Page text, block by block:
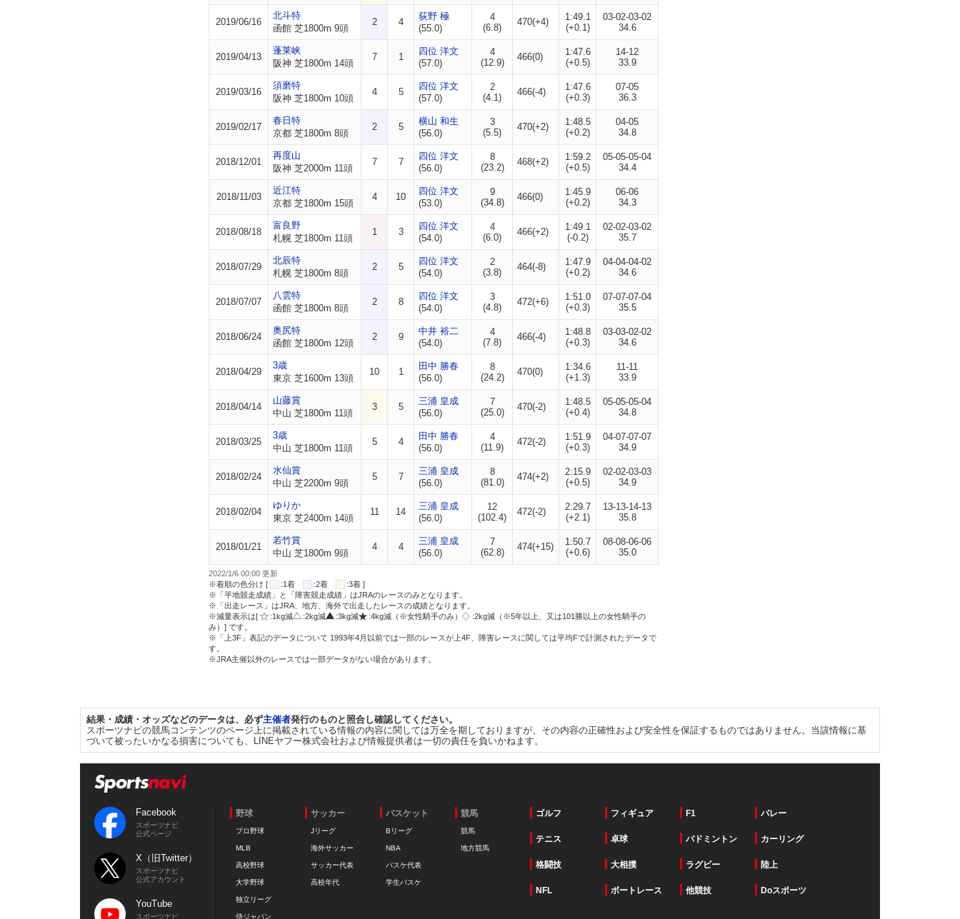
2019/06/16
北斗特
函館 芝1800m 9頭
2 4
荻野 極
(55.0)
4
(6.8)
470(+4)
1:49.1
(+0.1)
03-02-03-02
34.6
2019/04/13
蓬莱峡
阪神 芝1800m 14頭
7 1
四位 洋文
(57.0)
4
(12.9)
466(0)
1:47.6
(+0.5)
14-12
33.9
2019/03/16
須磨特
阪神 芝1800m 10頭
4 5
四位 洋文
(57.0)
2
(4.1)
466(-4)
1:47.6
(+0.3)
07-05
36.3
2019/02/17
春日特
京都 芝1800m 8頭
2 5
横山 和生
(56.0)
3
(5.5)
470(+2)
1:48.5
(+0.2)
04-05
34.8
2018/12/01
再度山
阪神 芝2000m 11頭
7 7
四位 洋文
(56.0)
8
(23.2)
468(+2)
1:59.2
(+0.5)
05-05-05-04
34.4
2018/11/03
近江特
京都 芝1800m 15頭
4 10
四位 洋文
(53.0)
9
(34.8)
466(0)
1:45.9
(+0.2)
06-06
34.3
2018/08/18
富良野
札幌 芝1800m 11頭
1 3
四位 洋文
(54.0)
4
(6.0)
466(+2)
1:49.1
(-0.2)
02-02-03-02
35.7
2018/07/29
北辰特
札幌 芝1800m 8頭
2 5
四位 洋文
(54.0)
2
(3.8)
464(-8)
1:47.9
(+0.2)
04-04-04-02
34.6
2018/07/07
八雲特
函館 芝1800m 8頭
2 8
四位 洋文
(54.0)
3
(4.8)
472(+6)
1:51.0
(+0.3)
07-07-07-04
35.5
2018/06/24
奥尻特
函館 芝1800m 12頭
2 9
中井 裕二
(54.0)
4
(7.8)
466(-4)
1:48.8
(+0.3)
03-03-02-02
34.6
2018/04/29
3歳
東京 芝1600m 13頭
10 1
田中 勝春
(56.0)
8
(24.2)
470(0)
1:34.6
(+1.3)
11-11
33.9
2018/04/14
山藤賞
中山 芝1800m 11頭
3 5
三浦 皇成
(56.0)
7
(25.0)
470(-2)
1:48.5
(+0.4)
05-05-05-04
34.8
2018/03/25
3歳
中山 芝1800m 11頭
5 4
田中 勝春
(56.0)
4
(11.9)
472(-2)
1:51.9
(+0.3)
04-07-07-07
34.9
2018/02/24
水仙賞
中山 芝2200m 9頭
5 7
三浦 皇成
(56.0)
8
(81.0)
474(+2)
2:15.9
(+0.5)
02-02-03-03
34.9
2018/02/04
ゆりか
東京 芝2400m 14頭
11 14
三浦 皇成
(56.0)
12
(102.4)
472(-2)
2:29.7
(+2.1)
13-13-14-13
35.8
2018/01/21
若竹賞
中山 芝1800m 9頭
4 4
三浦 皇成
(56.0)
7
(62.8)
474(+15)
1:50.7
(+0.6)
08-08-06-06
35.0
2022/1/6 00:00 更新
※着順の色分け [
:1着 :2着
:3着 ]
※「平地競走成績」と「障害競走成績」はJRAのレースのみとなります。
※「出走レース」はJRA、地方、海外で出走したレースの成績となります。
※減量表示は[
:1kg減 :2kg減 :3kg減 :4kg減（※女性騎手のみ）
:2kg減（※5年以上、又は101勝以上の女性騎手の
み）] です。
※「上3F」表記のデータについて 1993年4月以前では一部のレースが上4F、障害レースに関しては平均Fで計測されたデータで
す。
※JRA主催以外のレースでは一部データがない場合があります。
結果・成績・オッズなどのデータは、必ず主催者発行のものと照合し確認してください。
スポーツナビの競馬コンテンツのページ上に掲載されている情報の内容に関しては万全を期しておりますが、その内容の正確性および安全性を保証するものではありません。当該情報に基
づいて被ったいかなる損害についても、LINEヤフー株式会社および情報提供者は一切の責任を負いかねます。
Facebook
スポーツナビ
公式ページ
X（旧Twitter）
スポーツナビ
公式アカウント
YouTube
スポーツナビ
野球
プロ野球
MLB
高校野球
大学野球
独立リーグ
侍ジャパン
サッカー
Jリーグ
海外サッカー
サッカー代表
高校年代
バスケット
Bリーグ
NBA
バスケ代表
学生バスケ
競馬
競馬
地方競馬
ゴルフ フィギュア F1 バレー
テニス 卓球 バドミントン カーリング
格闘技 大相撲 ラグビー 陸上
NFL ボートレース 他競技 Doスポーツ